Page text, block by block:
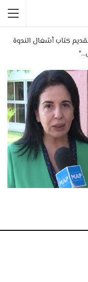
كتاب أشغال الندوة